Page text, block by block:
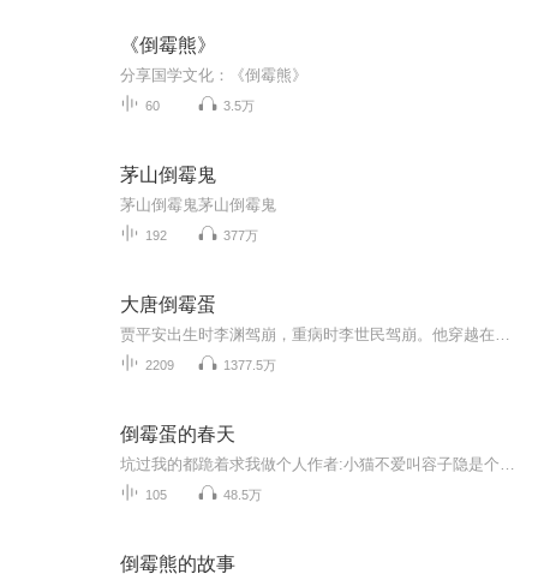
《倒霉熊》
分享国学文化：《倒霉熊》
60 3.5万
茅山倒霉鬼
茅山倒霉鬼茅山倒霉鬼
192 377万
大唐倒霉蛋
2209 1377.5万
倒霉蛋的春天
105 48.5万
倒霉熊的故事